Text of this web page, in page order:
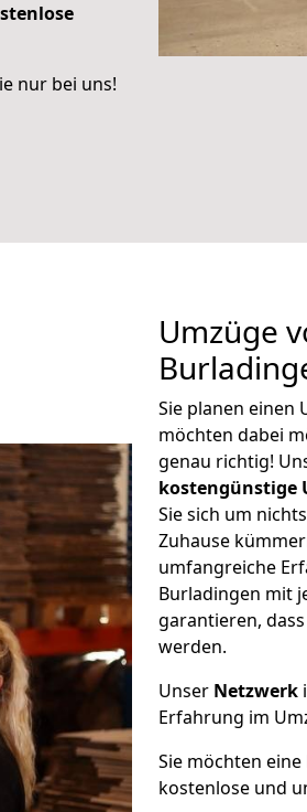
nur bei uns!
Umzüge
Sie planen einen
möchten dabei
genau richtig!
kostengünstige
Sie sich um
Zuhause
umfangreiche
Burladingen mit
garantieren,
werden.
Unser Netzwerk
Erfahrung im
Sie möchten eine
kostenlose und